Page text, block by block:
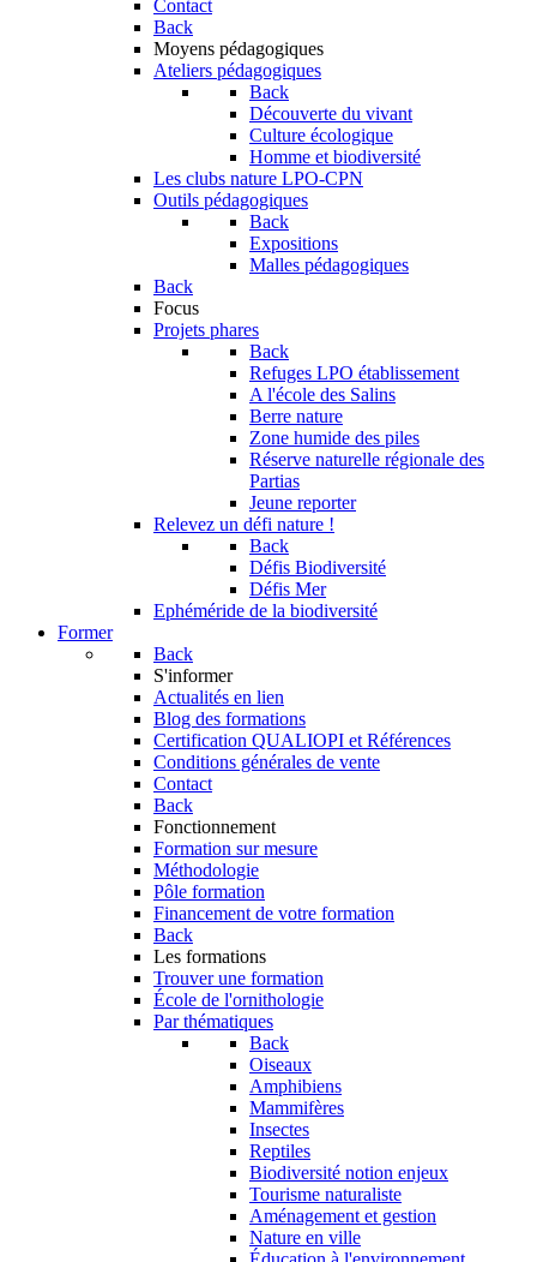
Contact
Back
Moyens pédagogiques
Ateliers pédagogiques
Back
Découverte du vivant
Culture écologique
Homme et biodiversité
Les clubs nature LPO-CPN
Outils pédagogiques
Back
Expositions
Malles pédagogiques
Back
Focus
Projets phares
Back
Refuges LPO établissement
A l'école des Salins
Berre nature
Zone humide des piles
Réserve naturelle régionale des
Partias
Jeune reporter
Relevez un défi nature !
Back
Défis Biodiversité
Défis Mer
Ephéméride de la biodiversité
Former
Back
S'informer
Actualités en lien
Blog des formations
Certification QUALIOPI et Références
Conditions générales de vente
Contact
Back
Fonctionnement
Formation sur mesure
Méthodologie
Pôle formation
Financement de votre formation
Back
Les formations
Trouver une formation
École de l'ornithologie
Par thématiques
Back
Oiseaux
Amphibiens
Mammifères
Insectes
Reptiles
Biodiversité notion enjeux
Tourisme naturaliste
Aménagement et gestion
Nature en ville